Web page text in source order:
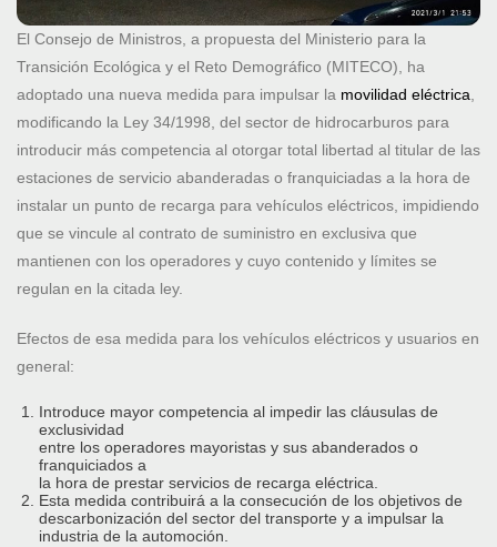
El Consejo de Ministros, a propuesta del Ministerio para la
Transición Ecológica y el Reto Demográfico (MITECO), ha
adoptado una nueva medida para impulsar la movilidad eléctrica,
modificando la Ley 34/1998, del sector de hidrocarburos para
introducir más competencia al otorgar total libertad al titular de las
estaciones de servicio abanderadas o franquiciadas a la hora de
instalar un punto de recarga para vehículos eléctricos, impidiendo
que se vincule al contrato de suministro en exclusiva que
mantienen con los operadores y cuyo contenido y límites se
regulan en la citada ley.
Efectos de esa medida para los vehículos eléctricos y usuarios en
general:
Introduce mayor competencia al impedir las cláusulas de
exclusividad
entre los operadores mayoristas y sus abanderados o
franquiciados a
la hora de prestar servicios de recarga eléctrica.
Esta medida contribuirá a la consecución de los objetivos de
descarbonización del sector del transporte y a impulsar la
industria de la automoción.